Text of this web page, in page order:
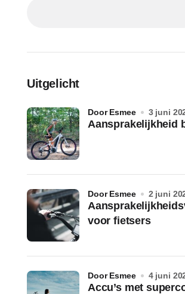
Uitgelicht
Aansprakelijkheid
door Esmee 3 juni
voor fietsers
door Esmee 2 juni
Accu’s met
door Esmee 4 juni